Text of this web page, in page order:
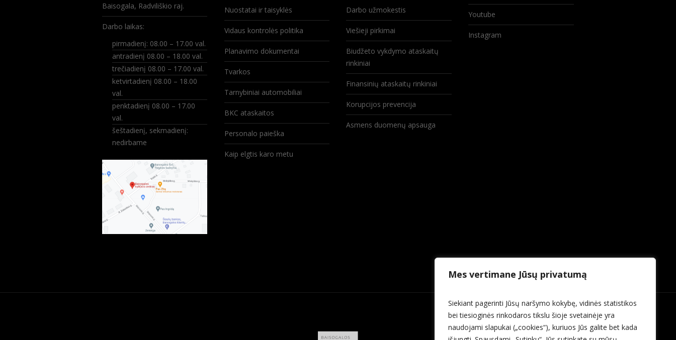
Mes vertimane Jūsų privatumą
Siekiant pagerinti Jūsų naršymo kokybę, vidinės statistikos
bei tiesioginės rinkodaros tikslu šioje svetainėje yra
naudojami slapukai („cookies“), kuriuos Jūs galite bet kada
Baisogala, Radviliškio raj.
Darbo laikas:
pirmadienį: 08.00 – 17.00 val.
antradienį 08.00 – 18.00 val.
trečiadienį 08.00 – 17.00 val.
ketvirtadienį 08.00 – 18.00
val.
penktadienį 08.00 – 17.00
val.
šeštadienį, sekmadienį:
nedirbame
Nuostatai ir taisyklės
Vidaus kontrolės politika
Planavimo dokumentai
Tvarkos
Tarnybiniai automobiliai
BKC ataskaitos
Personalo paieška
Kaip elgtis karo metu
Darbo užmokestis
Viešieji pirkimai
Biudžeto vykdymo ataskaitų
rinkiniai
Finansinių ataskaitų rinkiniai
Korupcijos prevencija
Asmens duomenų apsauga
Youtube
Instagram